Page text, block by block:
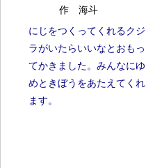
作 海斗
にじをつくってくれるクジ
ラがいたらいいなとおもっ
てかきました。みんなにゆ
めときぼうをあたえてくれ
ます。